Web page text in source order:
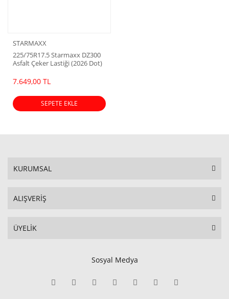
STARMAXX
225/75R17.5 Starmaxx DZ300
Asfalt Çeker Lastiği (2026 Dot)
7.649,00 TL
SEPETE EKLE
KURUMSAL
ALIŞVERİŞ
ÜYELİK
Sosyal Medya